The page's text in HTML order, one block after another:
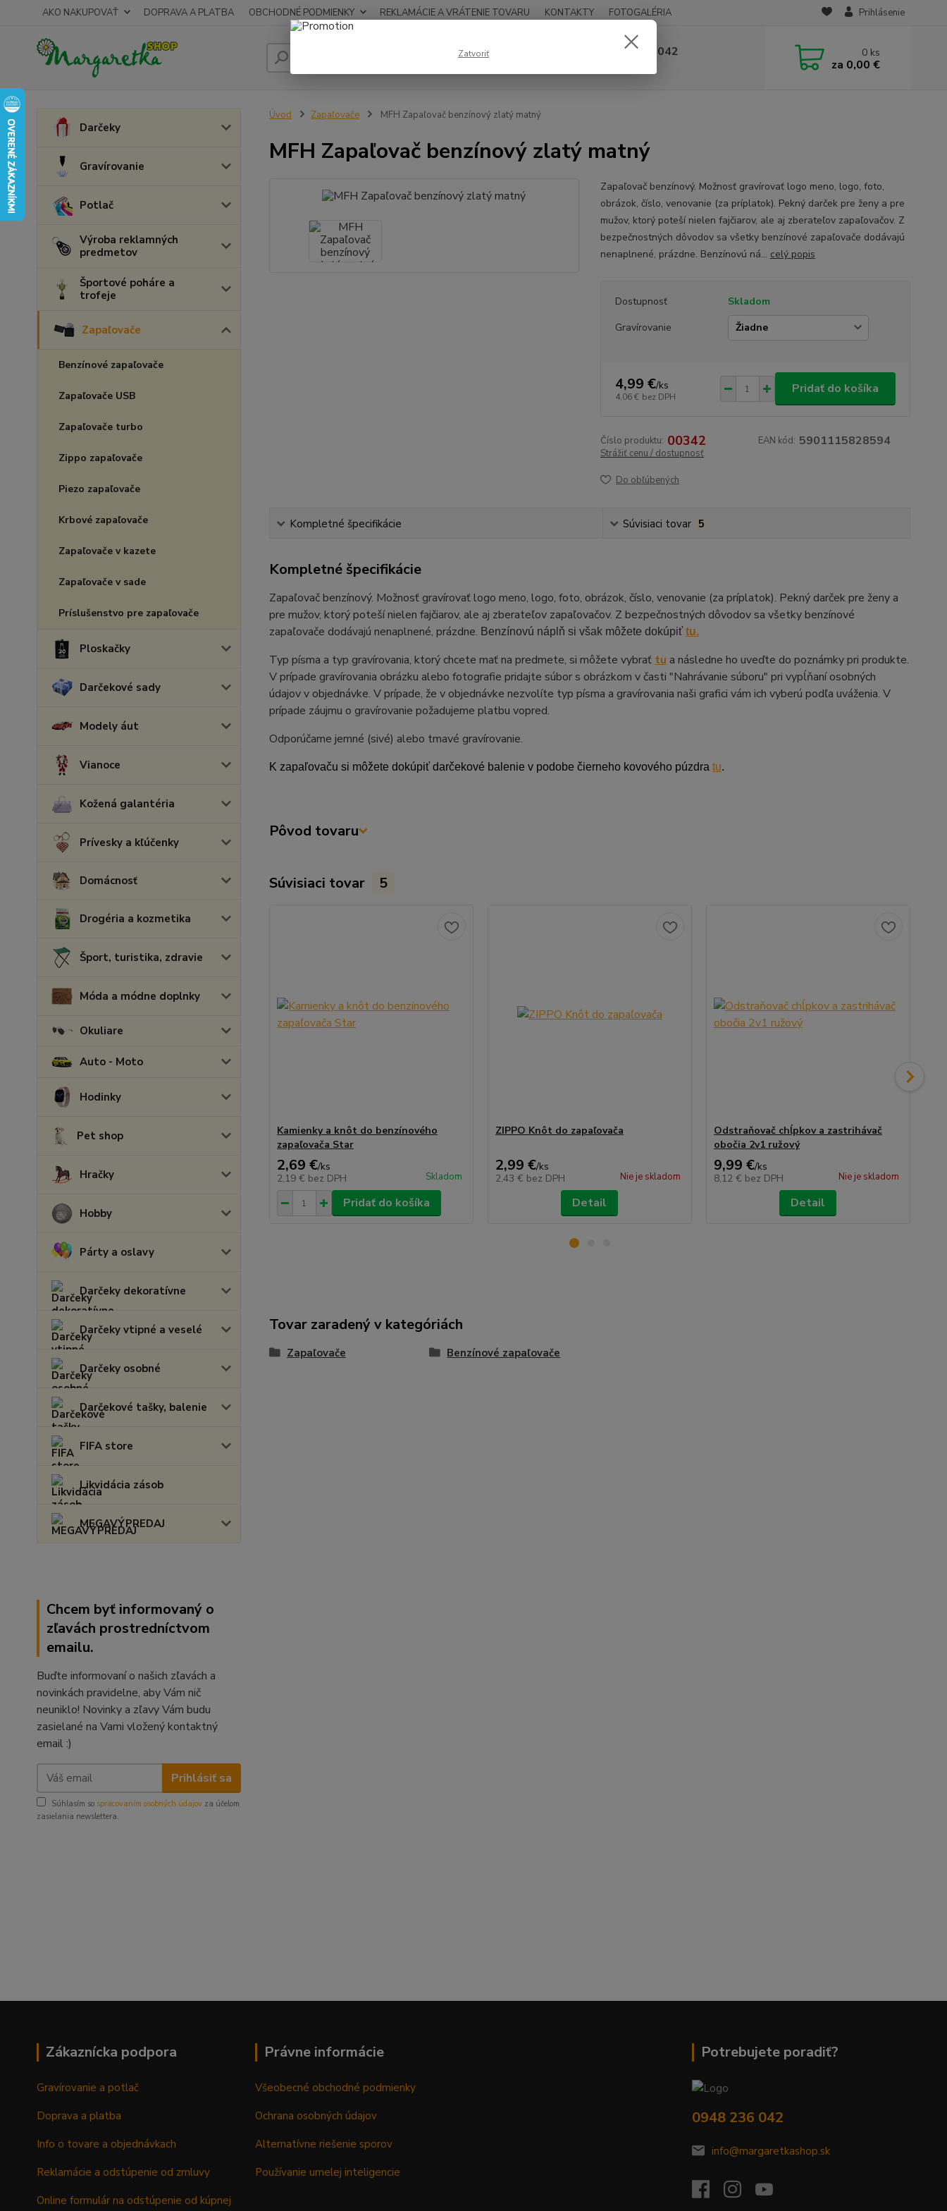
AKO NAKUPOVAŤ DOPRAVA A PLATBA OBCHODNÉ PODMIENKY REKLAMÁCIE A VRÁTENIE TOVARU KONTAKTY FOTOGALÉRIA Prihlásenie
Hľadať 0948 236 042 0 ks
za 0,00 €
Darčeky
Gravírovanie
Potlač
Výroba reklamných
predmetov
Športové poháre a
trofeje
Zapaľovače
Benzínové zapaľovače
Zapaľovače USB
Zapaľovače turbo
Zippo zapaľovače
Piezo zapaľovače
Krbové zapaľovače
Zapaľovače v kazete
Zapaľovače v sade
Príslušenstvo pre zapaľovače
Ploskačky
Darčekové sady
Modely áut
Vianoce
Kožená galantéria
Prívesky a kľúčenky
Domácnosť
Drogéria a kozmetika
Šport, turistika, zdravie
Móda a módne doplnky
Okuliare
Auto - Moto
Hodinky
Pet shop
Hračky
Hobby
Párty a oslavy
Darčeky dekoratívne
Darčeky vtipné a veselé
Darčeky osobné
Darčekové tašky, balenie
FIFA store
Likvidácia zásob
MEGAVÝPREDAJ
Chcem byť informovaný o
zľavách prostredníctvom
emailu.
Buďte informovaní o našich zľavách a
novinkách pravidelne, aby Vám nič
neuniklo! Novinky a zľavy Vám budu
zasielané na Vami vložený kontaktný
email :)
Prihlásiť sa
Súhlasím so spracovaním osobných údajov za účelom
zasielania newslettera.
Úvod Zapaľovače MFH Zapaľovač benzínový zlatý matný
MFH Zapaľovač benzínový zlatý matný
Zapaľovač benzínový. Možnosť gravírovať logo meno, logo, foto,
obrázok, číslo, venovanie (za príplatok). Pekný darček pre ženy a pre
mužov, ktorý poteší nielen fajčiarov, ale aj zberateľov zapaľovačov. Z
bezpečnostných dôvodov sa všetky benzínové zapaľovače dodávajú
nenaplnené, prázdne. Benzínovú ná... celý popis
Dostupnosť
Skladom
Gravírovanie
4,99 €/ks
4,06 € bez DPH
Pridať do košíka
Číslo produktu: 00342 EAN kód: 5901115828594
Strážiť cenu / dostupnosť
Do obľúbených
Kompletné špecifikácie Súvisiaci tovar 5
Kompletné špecifikácie
Zapaľovač benzínový. Možnosť gravírovať logo meno, logo, foto, obrázok, číslo, venovanie (za príplatok). Pekný darček pre ženy a
pre mužov, ktorý poteší nielen fajčiarov, ale aj zberateľov zapaľovačov. Z bezpečnostných dôvodov sa všetky benzínové
zapaľovače dodávajú nenaplnené, prázdne. Benzínovú náplň si však môžete dokúpiť tu.
Typ písma a typ gravírovania, ktorý chcete mať na predmete, si môžete vybrať tu a následne ho uveďte do poznámky pri produkte.
V prípade gravírovania obrázku alebo fotografie pridajte súbor s obrázkom v časti "Nahrávanie súboru" pri vypĺňaní osobných
údajov v objednávke. V prípade, že v objednávke nezvolíte typ písma a gravírovania naši grafici vám ich vyberú podľa uváženia. V
prípade záujmu o gravírovanie požadujeme platbu vopred.
Odporúčame jemné (sivé) alebo tmavé gravírovanie.
K zapaľovaču si môžete dokúpiť darčekové balenie v podobe čierneho kovového púzdra tu.
Pôvod tovaru
Súvisiaci tovar 5
Kamienky a knôt do benzínového
zapaľovača Star
2,69 €/ks
2,19 € bez DPH Skladom
Pridať do košíka
ZIPPO Knôt do zapaľovača
2,99 €/ks
2,43 € bez DPH Nie je skladom
Detail
Odstraňovač chĺpkov a zastrihávač
obočia 2v1 ružový
9,99 €/ks
8,12 € bez DPH Nie je skladom
Detail
Tovar zaradený v kategóriách
Zapaľovače Benzínové zapaľovače
Zákaznícka podpora
Gravírovanie a potlač
Doprava a platba
Info o tovare a objednávkach
Reklamácie a odstúpenie od zmluvy
Online formulár na odstúpenie od kúpnej
Právne informácie
Všeobecné obchodné podmienky
Ochrana osobných údajov
Alternatívne riešenie sporov
Používanie umelej inteligencie
Potrebujete poradiť?
0948 236 042
info@margaretkashop.sk
Zatvoriť